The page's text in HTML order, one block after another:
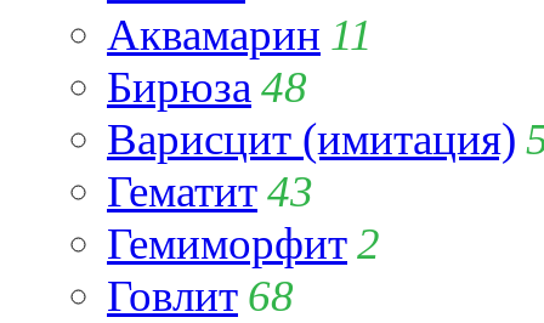
Аквамарин 11
Бирюза 48
Варисцит (имитация)
Гематит43
Гемиморфит2
Говлит 68